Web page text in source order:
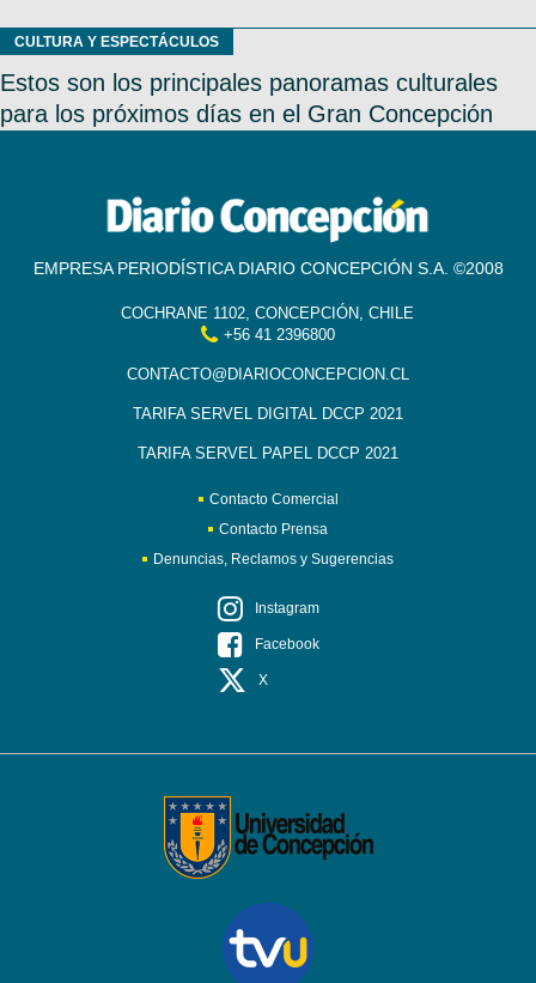
CULTURA Y ESPECTÁCULOS
Estos son los principales panoramas culturales
para los próximos días en el Gran Concepción
EMPRESA PERIODÍSTICA DIARIO CONCEPCIÓN S.A. ©2008
COCHRANE 1102, CONCEPCIÓN, CHILE
+56 41 2396800
CONTACTO@DIARIOCONCEPCION.CL
TARIFA SERVEL DIGITAL DCCP 2021
TARIFA SERVEL PAPEL DCCP 2021
Contacto Comercial
Contacto Prensa
Denuncias, Reclamos y Sugerencias
Instagram
Facebook
X